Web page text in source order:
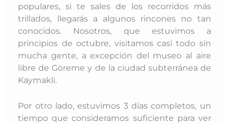
populares, si te sales de los recorridos más
trillados, llegarás a algunos rincones no tan
conocidos. Nosotros, que estuvimos a
principios de octubre, visitamos casi todo sin
mucha gente, a excepción del museo al aire
libre de Göreme y de la ciudad subterránea de
Kaymakli.
Por otro lado, estuvimos 3 días completos, un
tiempo que consideramos suficiente para ver